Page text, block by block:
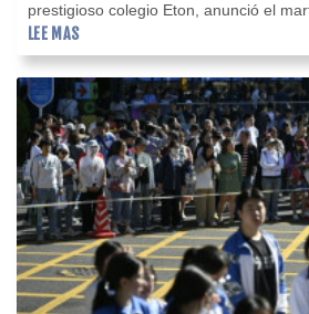
prestigioso colegio Eton, anunció el
Kensington.
LEE MAS